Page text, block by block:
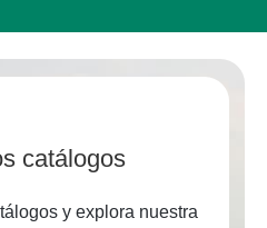
catálogos
y explora nuestra